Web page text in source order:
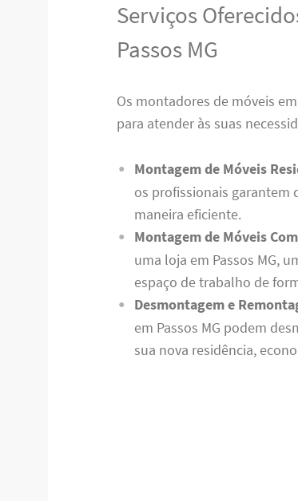
Serviços
Passos MG
Os montadores de móveis
para atender às suas
Montagem de Móveis
os profissionais garantem
maneira eficiente.
Montagem de Móveis
uma loja em Passos MG,
espaço de trabalho de
Desmontagem e
em Passos MG podem
sua nova residência,